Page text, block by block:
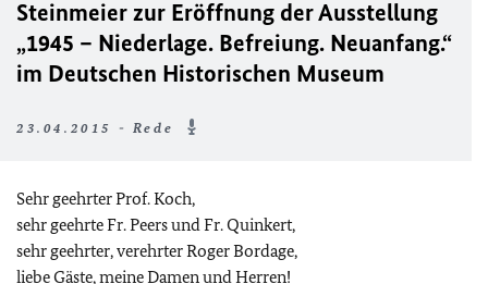
Steinmeier zur Eröffnung der Ausstellung
„1945 – Niederlage. Befreiung. Neuanfang.“
im Deutschen Historischen Museum
23.04.2015 - Rede
Sehr geehrter Prof. Koch,
sehr geehrte Fr. Peers und Fr. Quinkert,
sehr geehrter, verehrter Roger Bordage,
liebe Gäste, meine Damen und Herren!